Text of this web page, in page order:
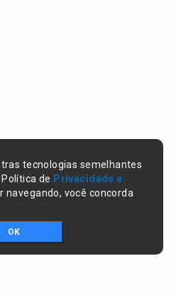
tecnologias semelhantes
de Privacidade e
navegando, você concorda
OK